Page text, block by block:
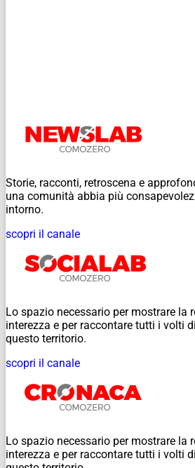
Storie, racconti, retroscena e
una comunità abbia più
intorno.
scopri il canale
Lo spazio necessario per mostrare la
interezza e per raccontare tutti i volti
questo territorio.
scopri il canale
Lo spazio necessario per mostrare la
interezza e per raccontare tutti i volti